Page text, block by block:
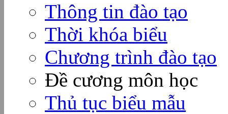
Thông tin đào tạo
Thời khóa biểu
Chương trình đào tạo
Đề cương môn học
Thủ tục biểu mẫu